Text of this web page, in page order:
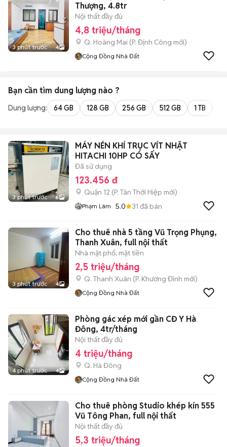
3 phút trước 4
Thượng, 4.8tr
Nội thất đầy đủ
4,8 triệu/tháng
Q. Hoàng Mai (P. Định Công mới)
Cộng Đồng Nhà Đất
Bạn cần tìm dung lượng nào ?
Dung lượng: 64 GB 128 GB 256 GB 512 GB 1 TB
3 phút trước 6
MÁY NÉN KHÍ TRỤC VÍT NHẬT
HITACHI 10HP CÓ SẤY
Đã sử dụng
123.456 đ
Quận 12 (P. Tân Thới Hiệp mới)
Phạm Lâm 5.0 31 đã bán
3 phút trước 4
Cho thuê nhà 5 tầng Vũ Trọng Phụng,
Thanh Xuân, full nội thất
Nhà mặt phố, mặt tiền
2,5 triệu/tháng
Q. Thanh Xuân (P. Khương Đình mới)
Cộng Đồng Nhà Đất
4 phút trước 4
Phòng gác xép mới gần CĐ Y Hà
Đông, 4tr/tháng
Nội thất đầy đủ
4 triệu/tháng
Q. Hà Đông
Cộng Đồng Nhà Đất
Cho thuê phòng Studio khép kín 555
Vũ Tông Phan, full nội thất
Nội thất đầy đủ
5,3 triệu/tháng